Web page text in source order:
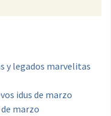
y legados marvelitas
idus de marzo
de marzo